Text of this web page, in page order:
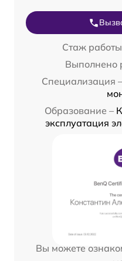
Стаж
Выполнено
Специализация –
Образование –
эксплуатация
Вы можете